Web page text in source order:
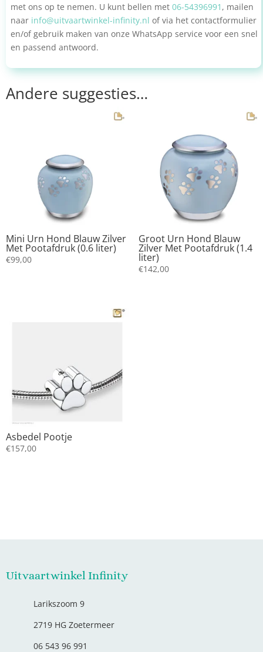
met ons op te nemen. U kunt bellen met 06-54396991 , mailen
naar info@uitvaartwinkel-infinity.nl of via het contactformulier
en/of gebruik maken van onze WhatsApp service voor een snel
en passend antwoord.
Andere suggesties…
Mini Urn Hond Blauw Zilver
Met Pootafdruk (0.6 liter)
€99,00
Groot Urn Hond Blauw
Zilver Met Pootafdruk (1.4
liter)
€142,00
Asbedel Pootje
€157,00
Uitvaartwinkel Infinity
Larikszoom 9
2719 HG Zoetermeer
06 543 96 991